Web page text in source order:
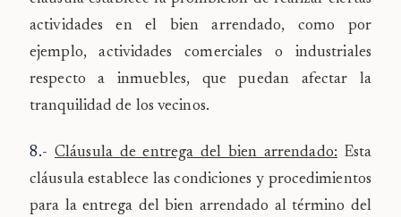
actividades en el bien arrendado, como por
ejemplo, actividades comerciales o industriales
respecto a inmuebles, que puedan afectar la
tranquilidad de los vecinos.
8.- Cláusula de entrega del bien arrendado: Esta
cláusula establece las condiciones y procedimientos
para la entrega del bien arrendado al término del